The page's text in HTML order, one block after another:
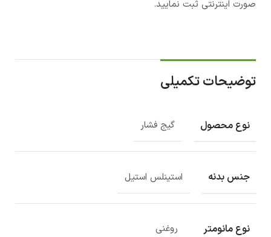
صورت اینترنتی ثبت نمایید.
توضیحات تکمیلی
نوع محصول گیج فشار
جنس بدنه استینلس استیل
نوع مانومتر روغنی